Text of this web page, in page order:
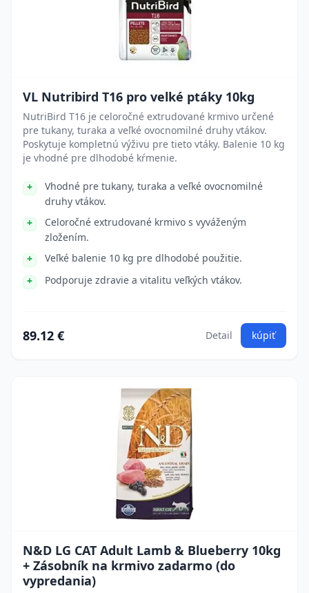
VL Nutribird T16 pro velké ptáky 10kg
NutriBird T16 je celoročné extrudované krmivo určené
pre tukany, turaka a veľké ovocnomilné druhy vtákov.
Poskytuje kompletnú výživu pre tieto vtáky. Balenie 10 kg
je vhodné pre dlhodobé kŕmenie.
Vhodné pre tukany, turaka a veľké ovocnomilné
druhy vtákov.
Celoročné extrudované krmivo s vyváženým
zložením.
Veľké balenie 10 kg pre dlhodobé použitie.
Podporuje zdravie a vitalitu veľkých vtákov.
89.12 € Detail kúpiť
N&D LG CAT Adult Lamb & Blueberry 10kg
+ Zásobník na krmivo zadarmo (do
vypredania)